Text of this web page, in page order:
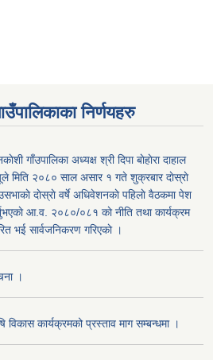
निर्णयहरु
गाँउपालिका अध्यक्ष श्री दिपा बाेहाेरा दाहाल
मिति २०८० साल असार १ गते शुक्रबार दाेस्राे
दाेस्राे वर्षे अधिवेशनकाे पहिलाे वैठकमा पेश
आ.व. २०८०/०८१ काे नीति तथा कार्यक्रम
भई सार्वजनिकरण गरिएकाे ।
।
विकास कार्यक्रमको प्रस्ताव माग सम्बन्धमा ।